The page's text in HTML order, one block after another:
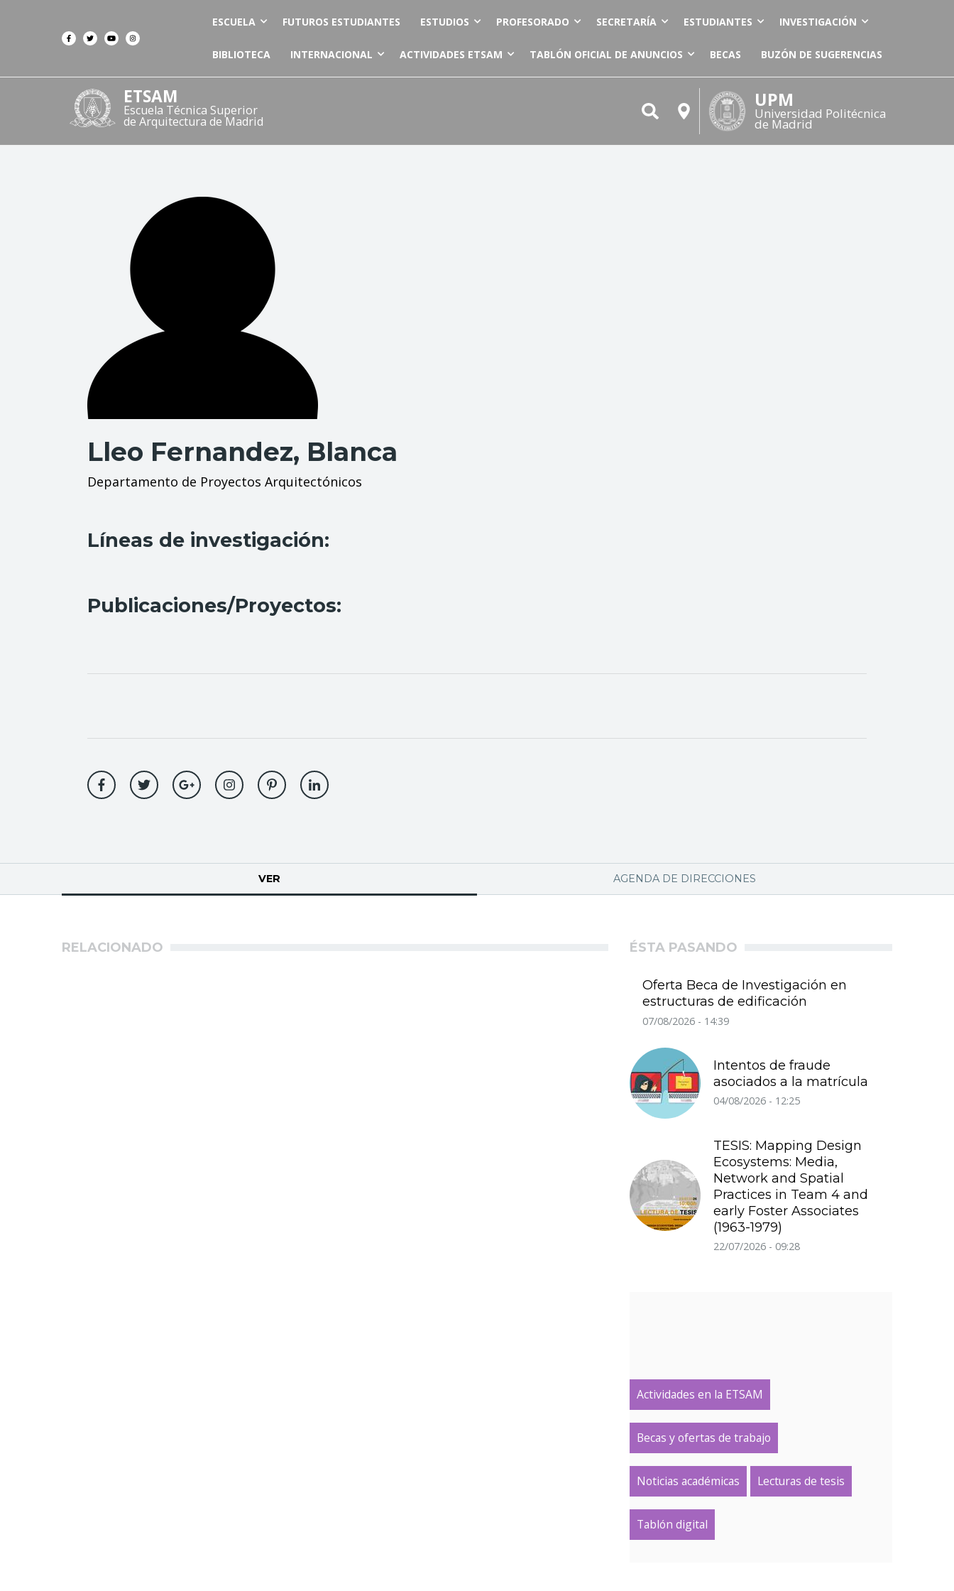
ESCUELA FUTUROS ESTUDIANTES ESTUDIOS PROFESORADO SECRETARÍA ESTUDIANTES INVESTIGACIÓN
BIBLIOTECA INTERNACIONAL ACTIVIDADES ETSAM TABLÓN OFICIAL DE ANUNCIOS BECAS BUZÓN DE SUGERENCIAS
ETSAM
Escuela Técnica Superior
de Arquitectura de Madrid
UPM
Universidad Politécnica
de Madrid
Lleo Fernandez, Blanca
Departamento de Proyectos Arquitectónicos
Líneas de investigación:
Publicaciones/Proyectos:
principales
VER AGENDA DE DIRECCIONES
RELACIONADO ÉSTA PASANDO
Oferta Beca de Investigación en
estructuras de edificación
07/08/2026 - 14:39
Intentos de fraude
asociados a la matrícula
04/08/2026 - 12:25
TESIS: Mapping Design
Ecosystems: Media,
Network and Spatial
Practices in Team 4 and
early Foster Associates
(1963-1979)
22/07/2026 - 09:28
Actividades en la ETSAM
Becas y ofertas de trabajo
Noticias académicas Lecturas de tesis
Tablón digital